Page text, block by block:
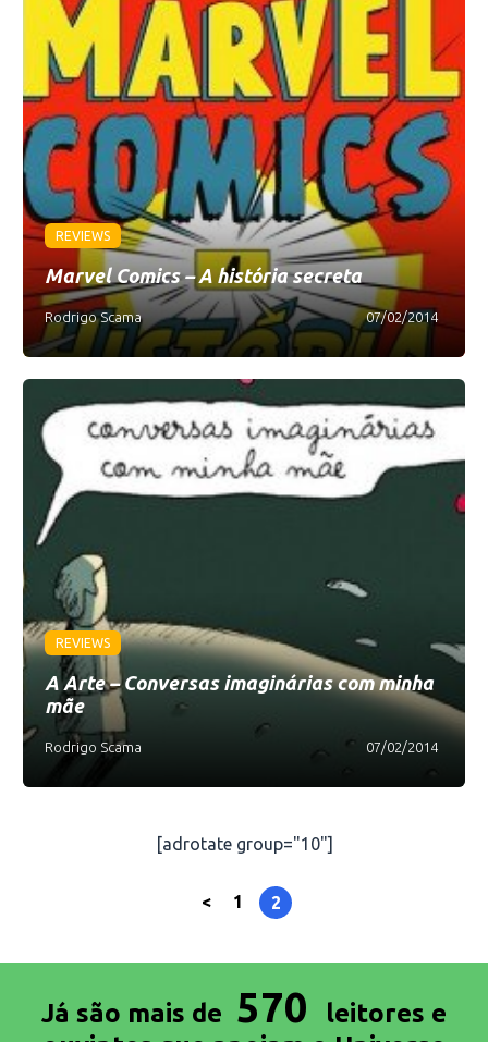
REVIEWS
Marvel Comics – A história secreta
Rodrigo Scama 07/02/2014
REVIEWS
A Arte – Conversas imaginárias com minha
mãe
Rodrigo Scama 07/02/2014
[adrotate group="10"]
< 1 2
Já são mais de 570
leitores e